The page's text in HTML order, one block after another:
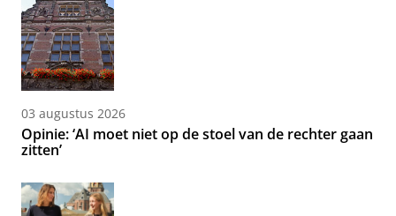
03 augustus 2026
Opinie: ‘AI moet niet op de stoel van de rechter gaan
zitten’